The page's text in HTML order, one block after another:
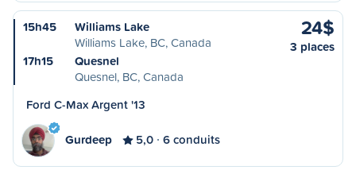
15h45
Williams Lake
Williams Lake, BC, Canada
17h15
Quesnel
Quesnel, BC, Canada
24$
3 places
Ford C-Max Argent '13
Gurdeep 5,0 6 conduits